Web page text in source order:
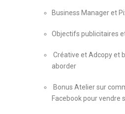
Business Manager et
Objectifs publicitaires
Créative et Adcopy et
aborder
Bonus Atelier sur
Facebook pour vendre